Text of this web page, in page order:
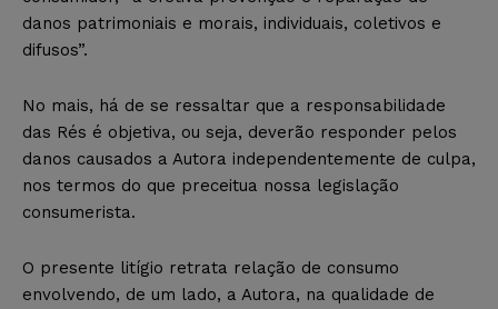
danos patrimoniais e morais, individuais, coletivos e
difusos”.
No mais, há de se ressaltar que a responsabilidade
das Rés é objetiva, ou seja, deverão responder pelos
danos causados a Autora independentemente de culpa,
nos termos do que preceitua nossa legislação
consumerista.
O presente litígio retrata relação de consumo
envolvendo, de um lado, a Autora, na qualidade de